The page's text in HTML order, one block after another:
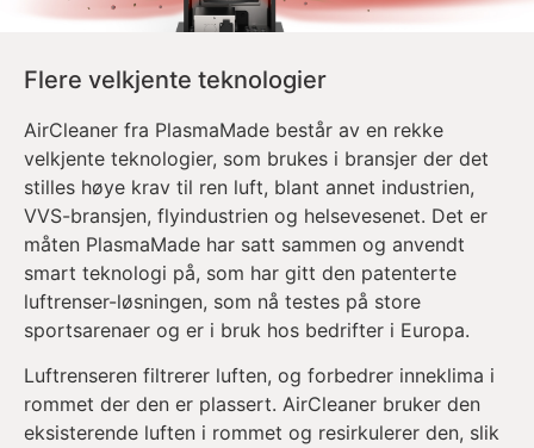
Flere velkjente teknologier
AirCleaner fra PlasmaMade består av en rekke
velkjente teknologier, som brukes i bransjer der det
stilles høye krav til ren luft, blant annet industrien,
VVS-bransjen, flyindustrien og helsevesenet. Det er
måten PlasmaMade har satt sammen og anvendt
smart teknologi på, som har gitt den patenterte
luftrenser-løsningen, som nå testes på store
sportsarenaer og er i bruk hos bedrifter i Europa.
Luftrenseren filtrerer luften, og forbedrer inneklima i
rommet der den er plassert. AirCleaner bruker den
eksisterende luften i rommet og resirkulerer den, slik